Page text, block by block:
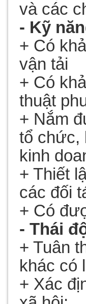
và các
- Kỹ
+ Có
vận tải
+ Có
thuật
+ Nắm
tổ chức,
kinh
+ Thiết
các đối
+ Có
- Thái
+ Tuân
khác có
+ Xác